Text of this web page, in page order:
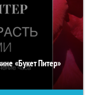
«Букет Питер»